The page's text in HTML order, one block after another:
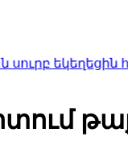
հայց է